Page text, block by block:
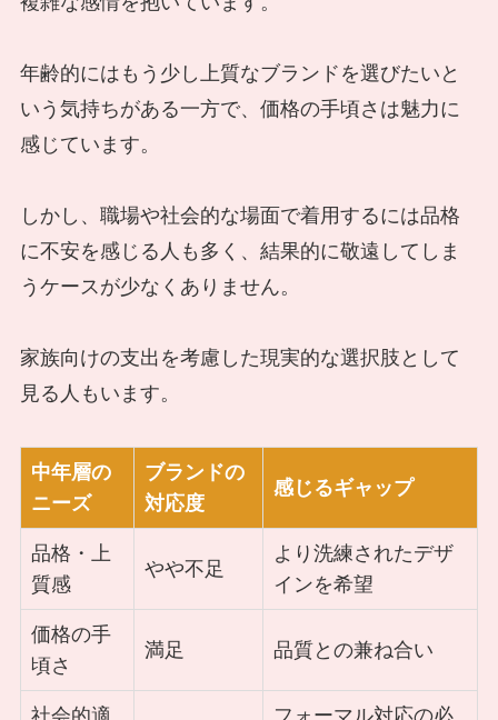
年齢的にはもう少し上質なブランドを選びたいと
いう気持ちがある一方で、価格の手頃さは魅力に
感じています。
しかし、職場や社会的な場面で着用するには品格
に不安を感じる人も多く、結果的に敬遠してしま
うケースが少なくありません。
家族向けの支出を考慮した現実的な選択肢として
見る人もいます。
中年層の
ニーズ
ブランドの
対応度
感じるギャップ
品格・上
質感
やや不足
より洗練されたデザ
インを希望
価格の手
頃さ
満足 品質との兼ね合い
社会的適 フォーマル対応の必